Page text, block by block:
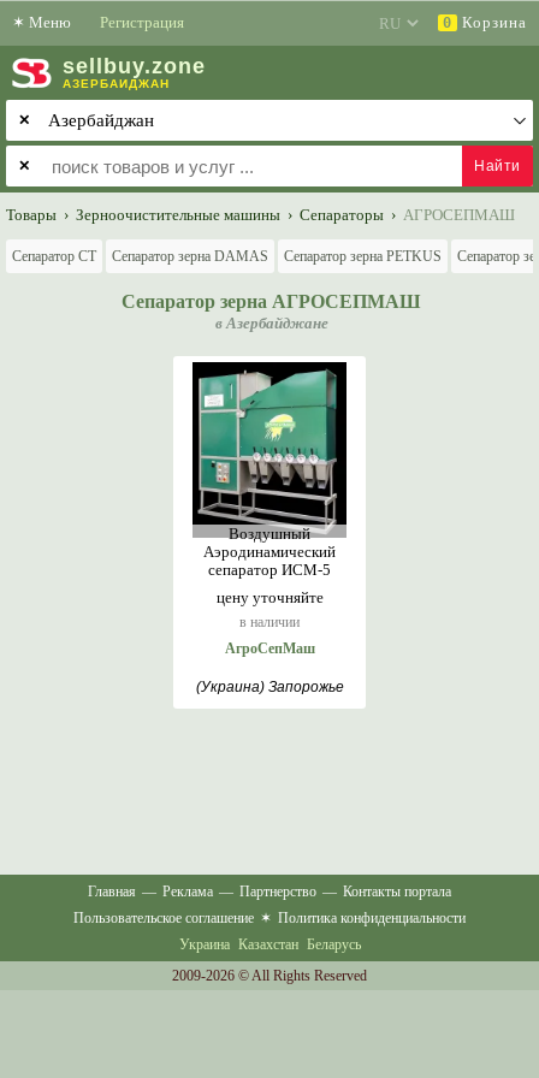
✶ Меню Регистрация 0 Корзина
sell buy.zone
АЗЕРБАЙДЖАН
✕
✕
Товары › Зерноочистительные машины › Сепараторы › АГРОСЕПМАШ
Сепаратор СТ Сепаратор зерна DAMAS Сепаратор зерна PETKUS Сепаратор
Сепаратор зерна АГРОСЕПМАШ
в Азербайджане
цену уточняйте
в наличии
Воздушный
Аэродинамический
сепаратор ИСМ-5
АгроСепМаш
(Украина) Запорожье
Главная — Реклама — Партнерство — Контакты портала
Пользовательское соглашение ✶ Политика конфиденциальности
Украина Казахстан Беларусь
2009-2026 © All Rights Reserved